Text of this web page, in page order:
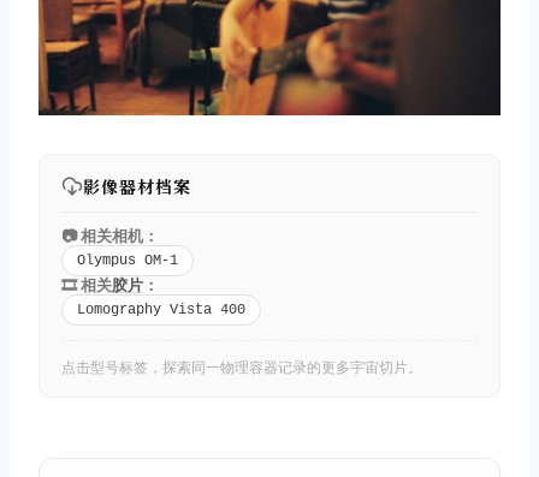
影像器材档案
📷 相关相机：
Olympus OM-1
🎞️ 相关胶片 ：
Lomography Vista 400
点击型号标签，探索同一物理容器记录的更多宇宙切片。